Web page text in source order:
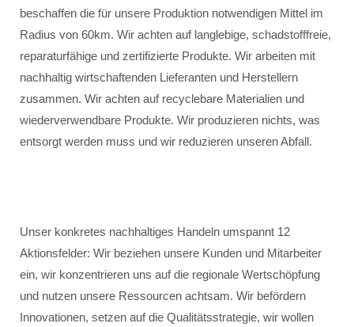
beschaffen die für unsere Produktion notwendigen Mittel im
Radius von 60km. Wir achten auf langlebige, schadstofffreie,
reparaturfähige und zertifizierte Produkte. Wir arbeiten mit
nachhaltig wirtschaftenden Lieferanten und Herstellern
zusammen. Wir achten auf recyclebare Materialien und
wiederverwendbare Produkte. Wir produzieren nichts, was
entsorgt werden muss und wir reduzieren unseren Abfall.
Unser konkretes nachhaltiges Handeln umspannt 12
Aktionsfelder: Wir beziehen unsere Kunden und Mitarbeiter
ein, wir konzentrieren uns auf die regionale Wertschöpfung
und nutzen unsere Ressourcen achtsam. Wir befördern
Innovationen, setzen auf die Qualitätsstrategie, wir wollen